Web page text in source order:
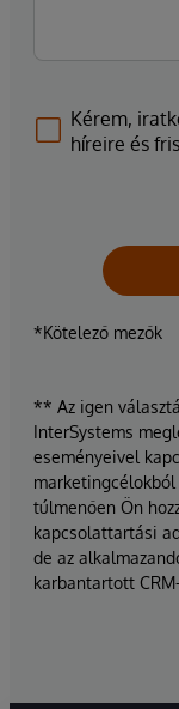
Kérem,
híreire és
*Kötelező mezők
** Az igen
InterSystems
eseményeivel
túlmenően Ön
kapcsolattartási
de az
karbantartott